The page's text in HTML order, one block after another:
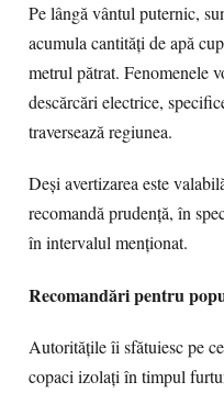
Pe lângă vântul puternic,
acumula cantități de apă
metrul pătrat. Fenomenele
descărcări electrice,
traversează regiunea.
Deși avertizarea este
recomandă prudență, în
în intervalul menționat.
Recomandări pentru
Autoritățile îi sfătuiesc pe
copaci izolați în timpul